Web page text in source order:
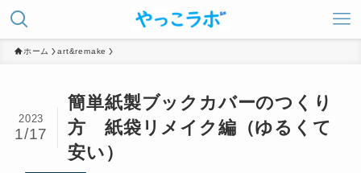
ホーム art&remake
簡単紙製ブックカバーのつくり
方 紙袋リメイク編（ゆるくて
安い）
2023
1/17